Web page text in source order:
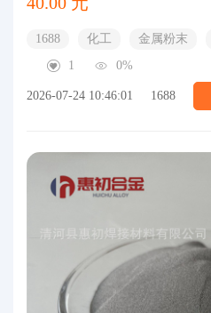
1688 化工 金属粉末
1
0%
2026-07-24 10:46:01 1688